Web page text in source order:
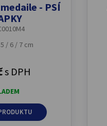
- PSÍ
/ 6 / 7 cm
s DPH